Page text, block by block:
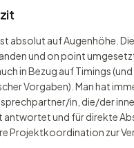
absolut auf Augenhöhe.
und on point
in Bezug auf Timings
Vorgaben). Man hat
in, die/der
antwortet und für direkte
Projektkoordination zur